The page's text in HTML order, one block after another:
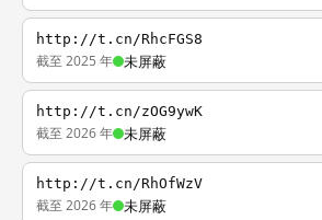
http://t.cn/RhcFGS8
截至 2025 年 未屏蔽
http://t.cn/zOG9ywK
截至 2026 年 未屏蔽
http://t.cn/RhOfWzV
截至 2026 年 未屏蔽